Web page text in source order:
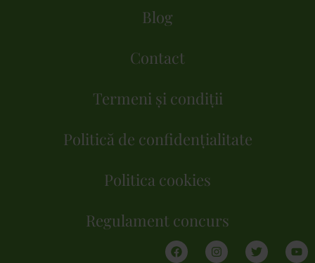
Blog
Contact
Termeni și condiții
Politică de confidențialitate
Politica cookies
Regulament concurs